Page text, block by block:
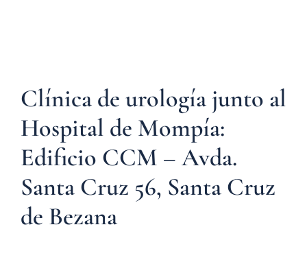
Clínica de urología junto al
Hospital de Mompía:
Edificio CCM – Avda.
Santa Cruz 56, Santa Cruz
de Bezana